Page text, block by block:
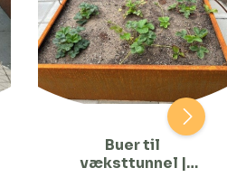
Buer til
væksttunnel |